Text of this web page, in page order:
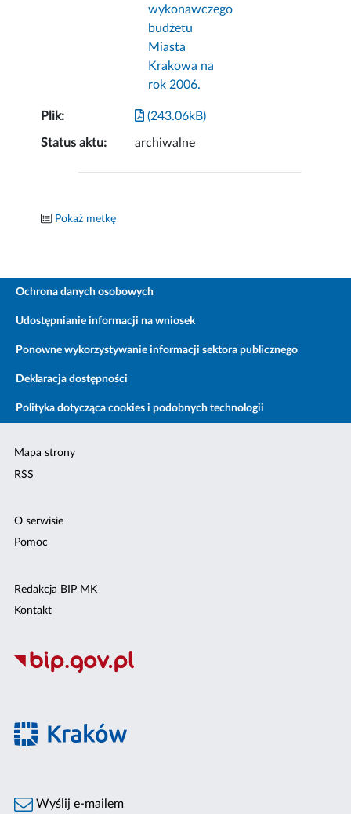
wykonawczego
budżetu
Miasta
Krakowa na
rok 2006.
Plik: (243.06kB)
Status aktu: archiwalne
Pokaż metkę
Ochrona danych osobowych
Udostępnianie informacji na wniosek
Ponowne wykorzystywanie informacji sektora publicznego
Deklaracja dostępności
Polityka dotycząca cookies i podobnych technologii
Mapa strony
RSS
O serwisie
Pomoc
Redakcja BIP MK
Kontakt
Wyślij e-mailem